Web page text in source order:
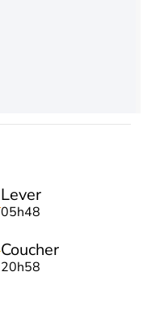
Lever
05h48
Coucher
20h58